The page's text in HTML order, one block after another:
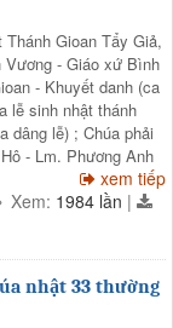
Gioan Tẩy Giả,
- Giáo xứ Bình
- Khuyết danh (ca
lễ sinh nhật thánh
dâng lễ) ; Chúa phải
- Lm. Phương Anh
xem tiếp
Xem: 1984 lần |
nhật 33 thường